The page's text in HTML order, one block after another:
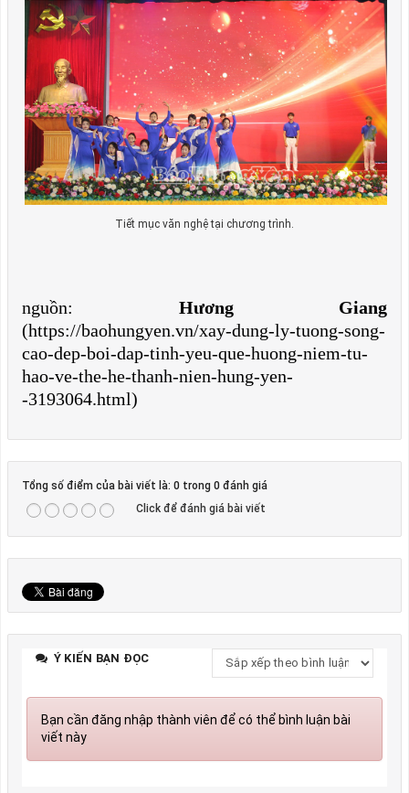
Tiết mục văn nghệ tại chương trình.
nguồn: Hương Giang
(https://baohungyen.vn/xay-dung-ly-tuong-song-
cao-dep-boi-dap-tinh-yeu-que-huong-niem-tu-
hao-ve-the-he-thanh-nien-hung-yen-
-3193064.html)
Tổng số điểm của bài viết là: 0 trong 0 đánh giá
Click để đánh giá bài viết
Ý KIẾN BẠN ĐỌC
Bạn cần đăng nhập thành viên để có thể bình luận bài
viết này